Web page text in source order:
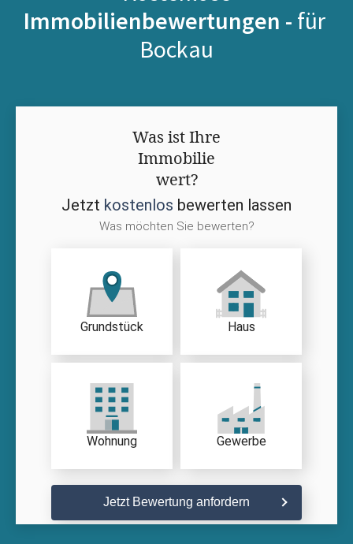
Immobilienbewertungen - für
Bockau
Was ist Ihre
Immobilie
wert?
Jetzt kostenlos bewerten lassen
Was möchten Sie bewerten?
Grundstück Haus
Wohnung Gewerbe
Jetzt Bewertung anfordern